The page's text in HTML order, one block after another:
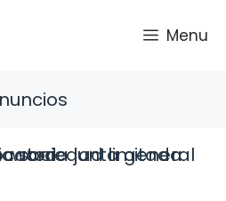
Menu